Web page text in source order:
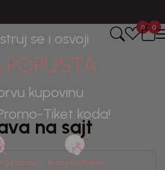
0
0
na sajt
se i osvoji
POPUSTA
prvu kupovinu
Tiket koda!